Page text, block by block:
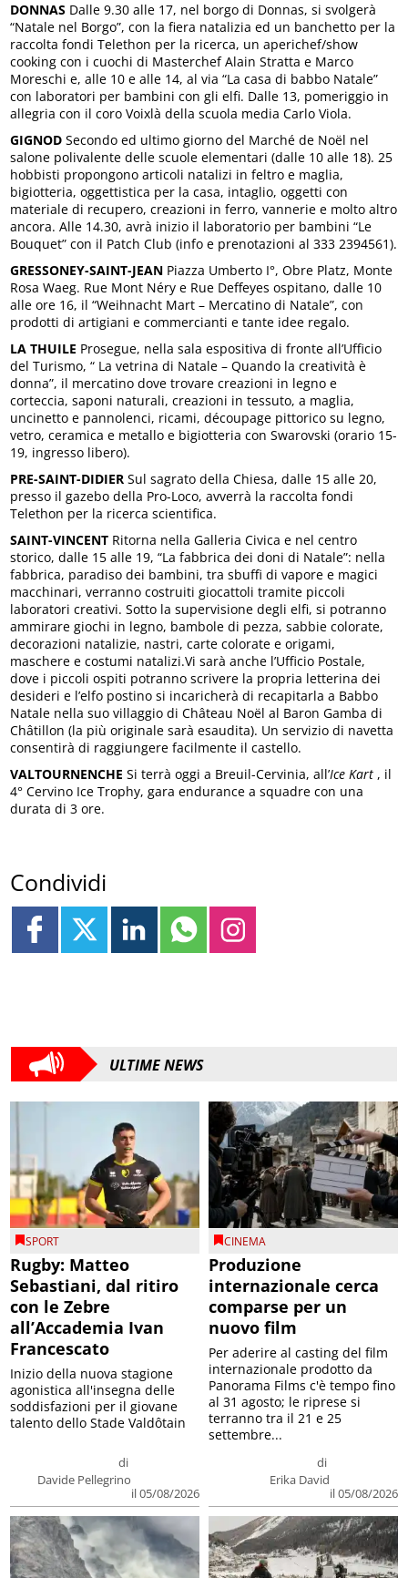
DONNAS Dalle 9.30 alle 17, nel borgo di Donnas, si svolgerà
“Natale nel Borgo”, con la fiera natalizia ed un banchetto per la
raccolta fondi Telethon per la ricerca, un aperichef/show
cooking con i cuochi di Masterchef Alain Stratta e Marco
Moreschi e, alle 10 e alle 14, al via “La casa di babbo Natale”
con laboratori per bambini con gli elfi. Dalle 13, pomeriggio in
allegria con il coro Voixlà della scuola media Carlo Viola.
GIGNOD Secondo ed ultimo giorno del Marché de Noël nel
salone polivalente delle scuole elementari (dalle 10 alle 18). 25
hobbisti propongono articoli natalizi in feltro e maglia,
bigiotteria, oggettistica per la casa, intaglio, oggetti con
materiale di recupero, creazioni in ferro, vannerie e molto altro
ancora. Alle 14.30, avrà inizio il laboratorio per bambini “Le
Bouquet” con il Patch Club (info e prenotazioni al 333 2394561).
GRESSONEY-SAINT-JEAN Piazza Umberto I°, Obre Platz, Monte
Rosa Waeg. Rue Mont Néry e Rue Deffeyes ospitano, dalle 10
alle ore 16, il “Weihnacht Mart – Mercatino di Natale”, con
prodotti di artigiani e commercianti e tante idee regalo.
LA THUILE Prosegue, nella sala espositiva di fronte all’Ufficio
del Turismo, “ La vetrina di Natale – Quando la creatività è
donna”, il mercatino dove trovare creazioni in legno e
corteccia, saponi naturali, creazioni in tessuto, a maglia,
uncinetto e pannolenci, ricami, découpage pittorico su legno,
vetro, ceramica e metallo e bigiotteria con Swarovski (orario 15-
19, ingresso libero).
PRE-SAINT-DIDIER Sul sagrato della Chiesa, dalle 15 alle 20,
presso il gazebo della Pro-Loco, avverrà la raccolta fondi
Telethon per la ricerca scientifica.
SAINT-VINCENT Ritorna nella Galleria Civica e nel centro
storico, dalle 15 alle 19, “La fabbrica dei doni di Natale”: nella
fabbrica, paradiso dei bambini, tra sbuffi di vapore e magici
macchinari, verranno costruiti giocattoli tramite piccoli
laboratori creativi. Sotto la supervisione degli elfi, si potranno
ammirare giochi in legno, bambole di pezza, sabbie colorate,
decorazioni natalizie, nastri, carte colorate e origami,
maschere e costumi natalizi.Vi sarà anche l’Ufficio Postale,
dove i piccoli ospiti potranno scrivere la propria letterina dei
desideri e l’elfo postino si incaricherà di recapitarla a Babbo
Natale nella suo villaggio di Château Noël al Baron Gamba di
Châtillon (la più originale sarà esaudita). Un servizio di navetta
consentirà di raggiungere facilmente il castello.
VALTOURNENCHE Si terrà oggi a Breuil-Cervinia, all’Ice Kart , il
4° Cervino Ice Trophy, gara endurance a squadre con una
durata di 3 ore.
Condividi
ULTIME NEWS
SPORT
Rugby: Matteo
Sebastiani, dal ritiro
con le Zebre
all’Accademia Ivan
Francescato
di
Davide Pellegrino
il 05/08/2026
Inizio della nuova stagione
agonistica all'insegna delle
soddisfazioni per il giovane
talento dello Stade Valdôtain
CINEMA
Produzione
internazionale cerca
comparse per un
nuovo film
di
Erika David
il 05/08/2026
Per aderire al casting del film
internazionale prodotto da
Panorama Films c'è tempo fino
al 31 agosto; le riprese si
terranno tra il 21 e 25
settembre...